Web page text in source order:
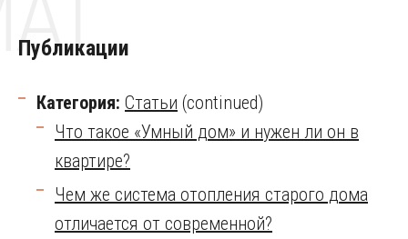
Публикации
Категория: Статьи (continued)
Что такое «Умный дом» и нужен ли он в
квартире?
Чем же система отопления старого дома
отличается от современной?